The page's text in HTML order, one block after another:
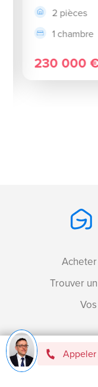
Appeler
2 pièces
1 chambre
230 000
Acheter
Trouver